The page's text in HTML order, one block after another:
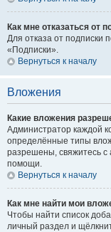
Как мне отказаться от
Для отказа от подписки
«Подписки».
Вернуться к началу
Вложения
Какие вложения
Администратор каждой
определённые типы
разрешены, свяжитесь
помощи.
Вернуться к началу
Как мне найти мои
Чтобы найти список
личный раздел и